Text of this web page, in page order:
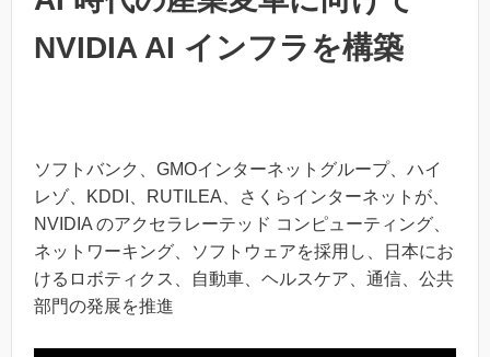
NVIDIA AI インフラを構築
ソフトバンク、GMOインターネットグループ、ハイ
レゾ、KDDI、RUTILEA、さくらインターネットが、
NVIDIA のアクセラレーテッド コンピューティング、
ネットワーキング、ソフトウェアを採用し、日本にお
けるロボティクス、自動車、ヘルスケア、通信、公共
部門の発展を推進